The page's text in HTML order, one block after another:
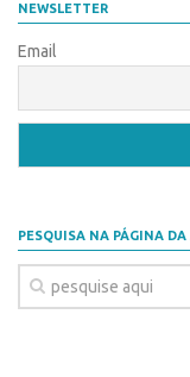
VPI – Vocação
Convênios
Chamamento
NEWSLETTER
Email
PESQUISA NA PÁGINA DA